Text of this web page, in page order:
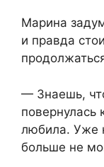
Марина
и правда
— Знаешь,
любила. Уже
больше не